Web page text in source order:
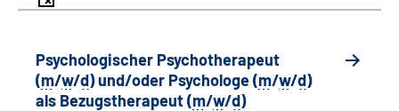
Psychologischer Psychotherapeut
(m/w/d) und/oder Psychologe (m/w/d)
als Bezugstherapeut (m/w/d)